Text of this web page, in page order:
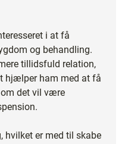
i at få
og behandling.
tillidsfuld relation,
hjælper ham med at få
det vil være
hvilket er med til skabe